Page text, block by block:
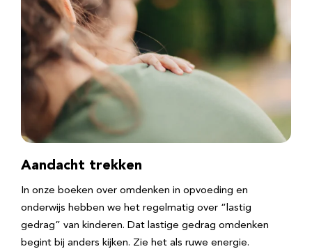
Aandacht trekken
In onze boeken over omdenken in opvoeding en
onderwijs hebben we het regelmatig over “lastig
gedrag” van kinderen. Dat lastige gedrag omdenken
begint bij anders kijken. Zie het als ruwe energie.